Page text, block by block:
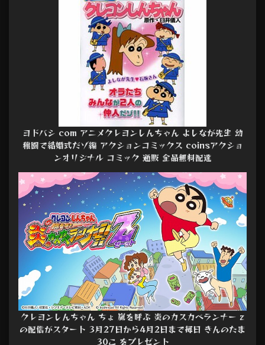
ヨドバシ com アニメクレヨンしんちゃん よしなが先生 幼
稚園で結婚式だゾ編 アクションコミックス coinsアクショ
ンオリジナル コミック 通販 全品無料配達
クレヨンしんちゃん ちょ 嵐を呼ぶ 炎のカスカベランナー z
の配信がスタート 3月27日から4月2日まで毎日 きんのたま
30こ をプレゼント